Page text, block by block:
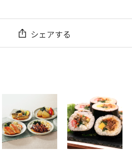
シェアする